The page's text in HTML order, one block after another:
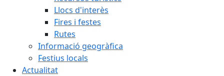
Llocs d'interès
Fires i festes
Rutes
Informació geogràfica
Festius locals
Actualitat